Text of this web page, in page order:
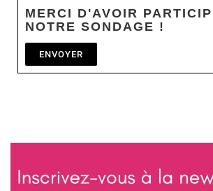
MERCI D'AVOIR
NOTRE SONDAGE !